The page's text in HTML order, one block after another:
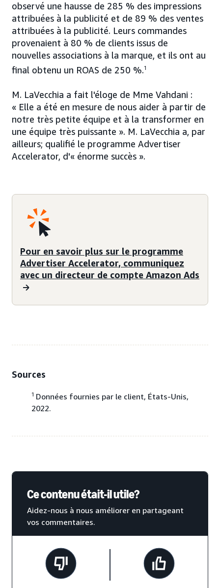
observé une hausse de 285 % des impressions
attribuées à la publicité et de 89 % des ventes
attribuées à la publicité. Leurs commandes
provenaient à 80 % de clients issus de
nouvelles associations à la marque, et ils ont au
final obtenu un ROAS de 250 %.1
M. LaVecchia a fait l'éloge de Mme Vahdani :
« Elle a été en mesure de nous aider à partir de
notre très petite équipe et à la transformer en
une équipe très puissante ». M. LaVecchia a, par
ailleurs; qualifié le programme Advertiser
Accelerator, d'« énorme succès ».
Pour en savoir plus sur le programme
Advertiser Accelerator, communiquez
avec un directeur de compte Amazon Ads
Sources
1 Données fournies par le client, États-Unis,
2022.
Ce contenu était-il utile?
Aidez-nous à nous améliorer en partageant
vos commentaires.